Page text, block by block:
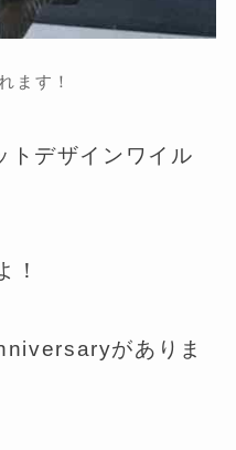
ます！
トデザインワイル
！
がありま